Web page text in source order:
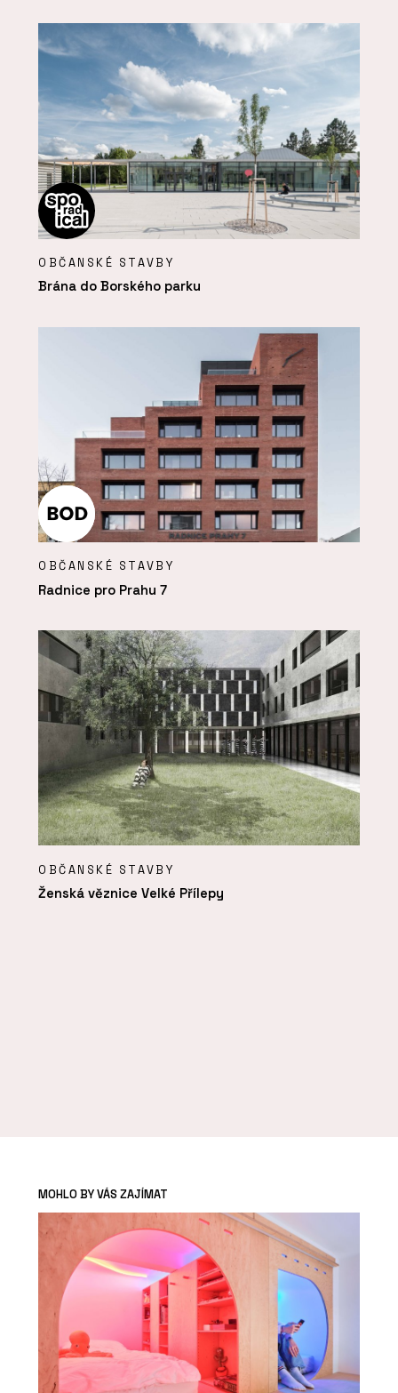
OBČANSKÉ STAVBY
Brána do Borského parku
OBČANSKÉ STAVBY
Radnice pro Prahu 7
OBČANSKÉ STAVBY
Ženská věznice Velké Přílepy
MOHLO BY VÁS ZAJÍMAT